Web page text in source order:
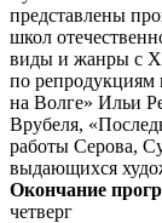
представлены
школ
виды и жанры с X
по репродукциям
на Волге» Ильи
Врубеля,
работы Серова,
выдающихся
Окончание
четверг